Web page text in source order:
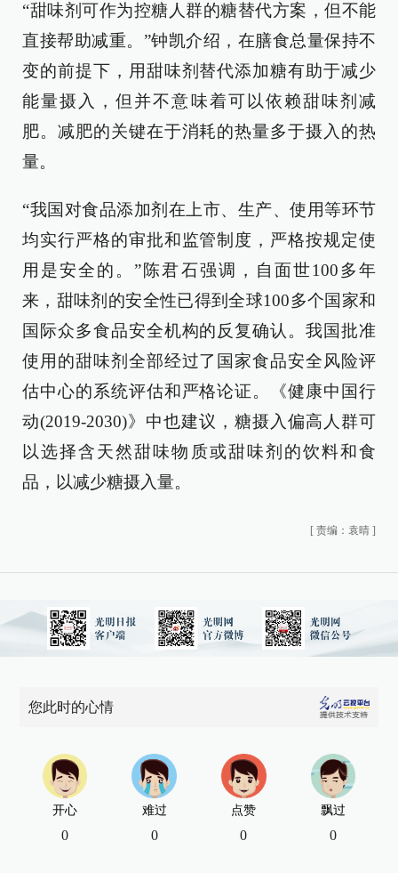
“甜味剂可作为控糖人群的糖替代方案，但不能
直接帮助减重。”钟凯介绍，在膳食总量保持不
变的前提下，用甜味剂替代添加糖有助于减少
能量摄入，但并不意味着可以依赖甜味剂减
肥。减肥的关键在于消耗的热量多于摄入的热
量。
“我国对食品添加剂在上市、生产、使用等环节
均实行严格的审批和监管制度，严格按规定使
用是安全的。”陈君石强调，自面世100多年
来，甜味剂的安全性已得到全球100多个国家和
国际众多食品安全机构的反复确认。我国批准
使用的甜味剂全部经过了国家食品安全风险评
估中心的系统评估和严格论证。《健康中国行
动(2019-2030)》中也建议，糖摄入偏高人群可
以选择含天然甜味物质或甜味剂的饮料和食
品，以减少糖摄入量。
[ 责编：袁晴 ]
您此时的心情
开心
0
难过
0
点赞
0
飘过
0